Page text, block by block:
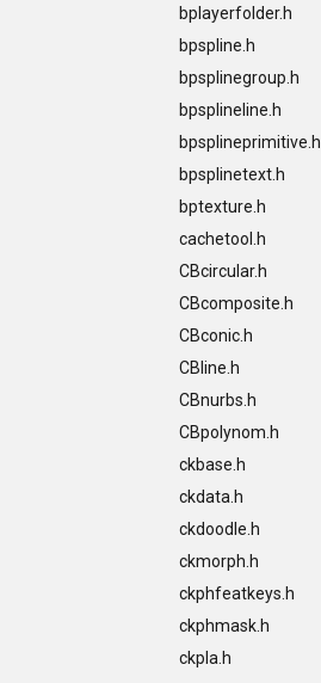
bplayerfolder.h
bpspline.h
bpsplinegroup.h
bpsplineline.h
bpsplineprimitive.h
bpsplinetext.h
bptexture.h
cachetool.h
CBcircular.h
CBcomposite.h
CBconic.h
CBline.h
CBnurbs.h
CBpolynom.h
ckbase.h
ckdata.h
ckdoodle.h
ckmorph.h
ckphfeatkeys.h
ckphmask.h
ckpla.h